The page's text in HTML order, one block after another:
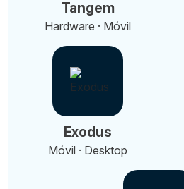
Tangem
Hardware · Móvil
Exodus
Móvil · Desktop